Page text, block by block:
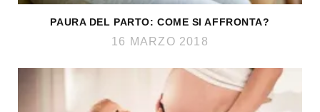
PAURA DEL PARTO: COME SI AFFRONTA?
16 MARZO 2018